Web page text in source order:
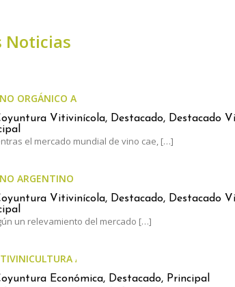
Noticias
ORGÁNICO ARGENTINO CRECE A
Vitivinícola, Destacado, Destacado
el mercado mundial de vino cae, […]
ARGENTINO AUMENTÓ MENOS QUE LA
Vitivinícola, Destacado, Destacado
un relevamiento del mercado […]
ARGENTINA, AL LÍMITE: EL
Económica, Destacado, Principal